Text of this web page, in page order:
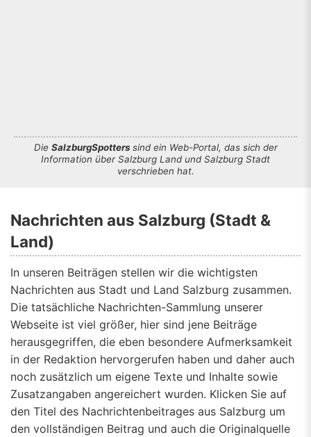
Die SalzburgSpotterssind ein Web-Portal, das sich der
Information über Salzburg Land und Salzburg Stadt
verschrieben hat.
Nachrichten aus Salzburg (Stadt &
Land)
In unseren Beiträgen stellen wir die wichtigsten
Nachrichten aus Stadt und Land Salzburg zusammen.
Die tatsächliche Nachrichten-Sammlung unserer
Webseite ist viel größer, hier sind jene Beiträge
herausgegriffen, die eben besondere Aufmerksamkeit
in der Redaktion hervorgerufen haben und daher auch
noch zusätzlich um eigene Texte und Inhalte sowie
Zusatzangaben angereichert wurden. Klicken Sie auf
den Titel des Nachrichtenbeitrages aus Salzburg um
den vollständigen Beitrag und auch die Originalquelle